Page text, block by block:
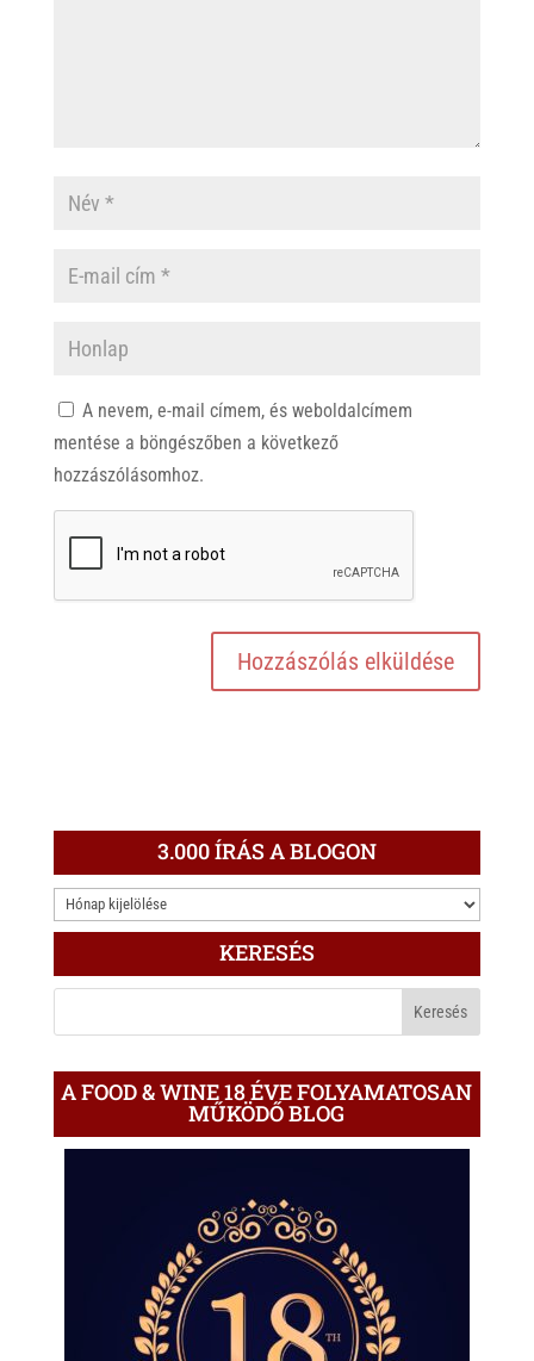
A nevem, e-mail címem, és weboldalcímem
mentése a böngészőben a következő
hozzászólásomhoz.
3.000 ÍRÁS A BLOGON
3.000
ÍRÁS
KERESÉS
A FOOD & WINE 18 ÉVE FOLYAMATOSAN
MŰKÖDŐ BLOG